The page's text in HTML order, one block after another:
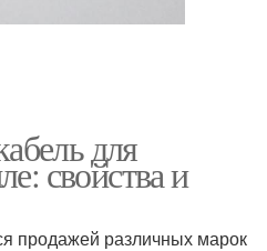
для
свойства и
продажей различных марок